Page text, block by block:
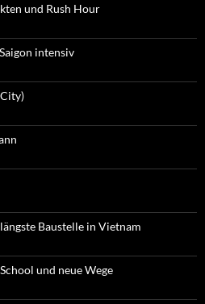
und Rush Hour
intensiv
Baustelle in Vietnam
und neue Wege